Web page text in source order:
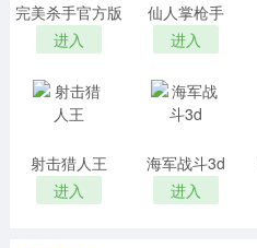
完美杀手官方版
进入
仙人掌枪手
进入
射击猎人王
进入
海军战斗3d
进入